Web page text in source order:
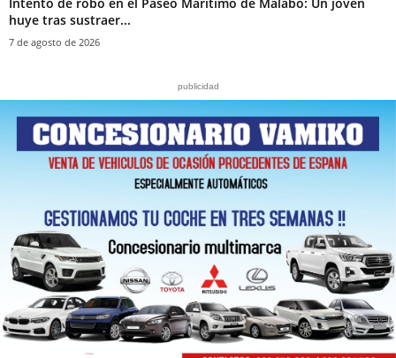
huye tras sustraer...
7 de agosto de 2026
publicidad